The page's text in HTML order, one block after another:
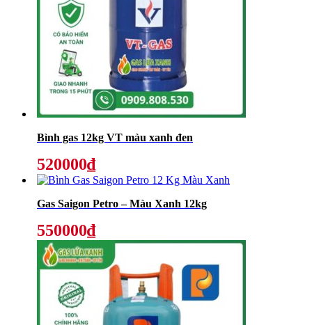
Bình gas 12kg VT màu xanh đen
520000₫
Gas Saigon Petro – Màu Xanh 12kg
550000₫